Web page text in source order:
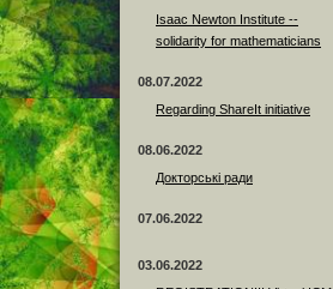
Isaac Newton Institute --
solidarity for mathematicians
08.07.2022
Regarding ShareIt initiative
08.06.2022
Докторські ради
07.06.2022
03.06.2022